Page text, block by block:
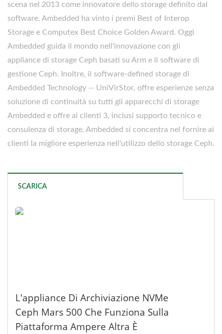
scena nel 2013 come innovatore dello storage definito dal
software. Ambedded ha vinto i premi Best of Interop
Storage e Computex Best Choice Golden Award. Oggi
Ambedded guida il mondo nell'innovazione con gli
appliance di storage Ceph basati su Arm e il software di
gestione Ceph. Inoltre, il software-defined storage di
Ambedded Technology -- UniVirStor, offre esperienze senza
soluzione di continuità su tutti gli apparecchi di storage
Ambedded e offre ai clienti 3, inclusi supporto tecnico e
consulenza di storage. Ambedded si concentra nel fornire ai
clienti la migliore esperienza nell'utilizzo dello storage Ceph.
SCARICA
L'appliance Di Archiviazione NVMe
Ceph Mars 500 Che Funziona Sulla
Piattaforma Ampere Altra È